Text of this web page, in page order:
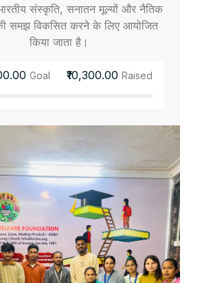
भारतीय संस्कृति, सनातन मूल्यों और नैतिक
समझ विकसित करने के लिए आयोजित
किया जाता है।
Goal ₹10,300.00 Raised